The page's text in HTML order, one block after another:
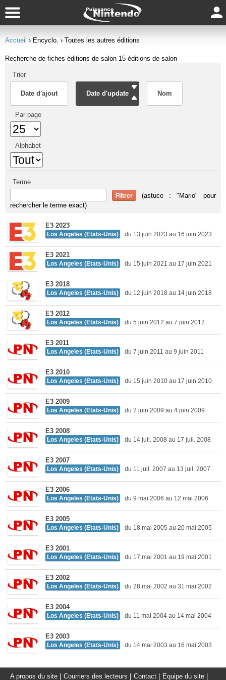
Accueil › Encyclo. › Toutes les autres éditions
Recherche de fiches éditions de salon 15 éditions de salon
Trier
Date d'ajout Date d'update Nom
Par page
Alphabet
Terme
(astuce : "Mario" pour
rechercher le terme exact)
E3 2023
Los Angeles (Etats-Unis) du 13 juin 2023 au 16 juin 2023
E3 2021
Los Angeles (Etats-Unis) du 15 juin 2021 au 17 juin 2021
E3 2018
Los Angeles (Etats-Unis) du 12 juin 2018 au 14 juin 2018
E3 2012
Los Angeles (Etats-Unis) du 5 juin 2012 au 7 juin 2012
E3 2011
Los Angeles (Etats-Unis) du 7 juin 2011 au 9 juin 2011
E3 2010
Los Angeles (Etats-Unis) du 15 juin 2010 au 17 juin 2010
E3 2009
Los Angeles (Etats-Unis) du 2 juin 2009 au 4 juin 2009
E3 2008
Los Angeles (Etats-Unis) du 14 juil. 2008 au 17 juil. 2008
E3 2007
Los Angeles (Etats-Unis) du 11 juil. 2007 au 13 juil. 2007
E3 2006
Los Angeles (Etats-Unis) du 9 mai 2006 au 12 mai 2006
E3 2005
Los Angeles (Etats-Unis) du 18 mai 2005 au 20 mai 2005
E3 2001
Los Angeles (Etats-Unis) du 17 mai 2001 au 19 mai 2001
E3 2002
Los Angeles (Etats-Unis) du 28 mai 2002 au 31 mai 2002
E3 2004
Los Angeles (Etats-Unis) du 11 mai 2004 au 14 mai 2004
E3 2003
Los Angeles (Etats-Unis) du 14 mai 2003 au 16 mai 2003
A propos du site Courriers des lecteurs Contact Equipe du site